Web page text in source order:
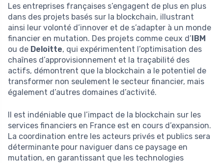
Les entreprises françaises s’engagent de plus en plus
dans des projets basés sur la blockchain, illustrant
ainsi leur volonté d’innover et de s’adapter à un monde
financier en mutation. Des projets comme ceux d’IBM
ou de Deloitte, qui expérimentent l’optimisation des
chaînes d’approvisionnement et la traçabilité des
actifs, démontrent que la blockchain a le potentiel de
transformer non seulement le secteur financier, mais
également d’autres domaines d’activité.
Il est indéniable que l’impact de la blockchain sur les
services financiers en France est en cours d’expansion.
La coordination entre les acteurs privés et publics sera
déterminante pour naviguer dans ce paysage en
mutation, en garantissant que les technologies